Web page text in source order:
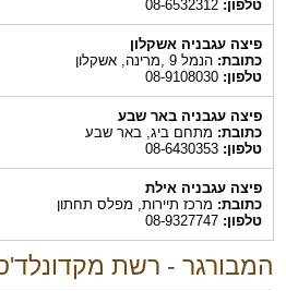
טלפון:08-6532312
פיצה עגבניה אשקלון
כתובת:הנמל 9 ,מרינה, אשקלון
טלפון:08-9108030
פיצה עגבניה באר שבע
כתובת:מתחם ביג, באר שבע
טלפון:08-6430353
פיצה עגבניה אילת
כתובת:מרכז תיירות, מפלס תחתון
טלפון:08-9327747
המבורגר - רשת מקדונלד'ס